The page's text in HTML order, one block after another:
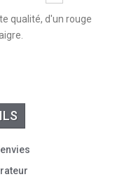
qualité, d'un rouge